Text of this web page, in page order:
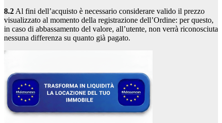
8.2Al fini dell’acquisto è necessario considerare valido il prezzo
visualizzato al momento della registrazione dell’Ordine: per questo,
in caso di abbassamento del valore, all’utente, non verrà riconosciuta
nessuna differenza su quanto già pagato.